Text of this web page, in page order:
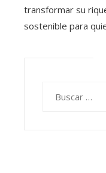
transformar su
sostenible para